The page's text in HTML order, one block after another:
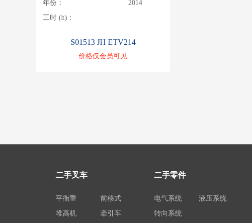
年份：
2014
工时 (h)：
S01513 JH ETV214
价格仅会员可见
二手叉车
平衡重
前移式
堆高机
牵引车
二手零件
电气系统
液压系统
转向系统